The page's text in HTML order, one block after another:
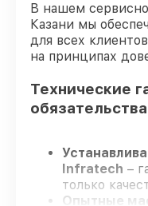
В нашем
Казани мы
для всех
на принципах
Технические
обязательства
Infratech –
только
Опытные